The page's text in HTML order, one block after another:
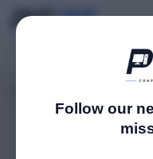
Follow our